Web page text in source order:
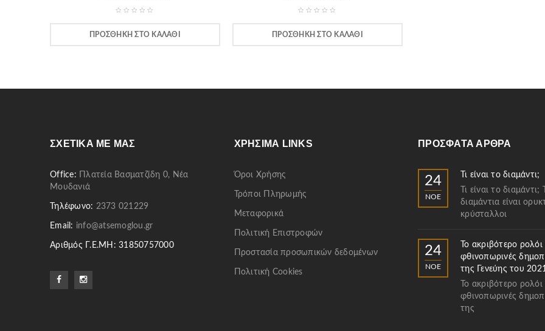
ΠΡΟΣΘΉΚΗ ΣΤΟ ΚΑΛΆΘΙ ΠΡΟΣΘΉΚΗ ΣΤΟ ΚΑΛΆΘΙ
ΣΧΕΤΙΚΆ ΜΕ ΜΑΣ
Office:
Πλατεία Βασματζίδη 0, Νέα
Μουδανιά
Τηλέφωνο: 2373 021229
Email: info@atsemoglou.gr
Αριθμός Γ.Ε.ΜΗ: 31850757000
ΧΡΉΣΙΜΑ LINKS
Όροι Χρήσης
Τρόποι Πληρωμής
Μεταφορικά
Πολιτική Επιστροφών
Προστασία προσωπικών δεδομένων
Πολιτική Cookies
ΠΡΌΣΦΑΤΑ ΆΡΘΡΑ
24
ΝΟΈ
Τι είναι το διαμάντι;
Τι είναι το διαμάντι;
διαμάντια είναι
κρύσταλλοι
24
ΝΟΈ
Το ακριβότερο
φθινοπωρινές
της Γενεύης του
Το ακριβότερο
φθινοπωρινές
της